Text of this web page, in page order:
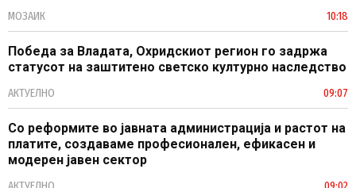
МОЗАИК 10:18
Победа за Владата, Охридскиот регион го задржа
статусот на заштитено светско културно наследство
АКТУЕЛНО 09:07
Со реформите во јавната администрација и растот на
платите, создаваме професионален, ефикасен и
модерен јавен сектор